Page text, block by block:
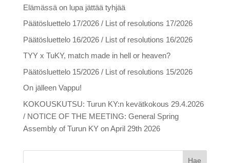
Elämässä on lupa jättää tyhjää
Päätösluettelo 17/2026 / List of resolutions 17/2026
Päätösluettelo 16/2026 / List of resolutions 16/2026
TYY x TuKY, match made in hell or heaven?
Päätösluettelo 15/2026 / List of resolutions 15/2026
On jälleen Vappu!
KOKOUSKUTSU: Turun KY:n kevätkokous 29.4.2026
/ NOTICE OF THE MEETING: General Spring
Assembly of Turun KY on April 29th 2026